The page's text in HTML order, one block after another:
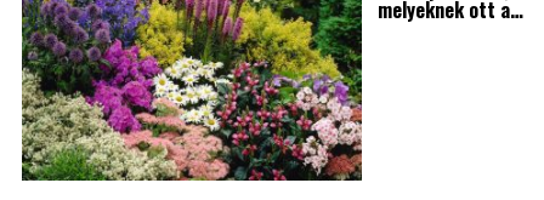
melyeknek ott a…